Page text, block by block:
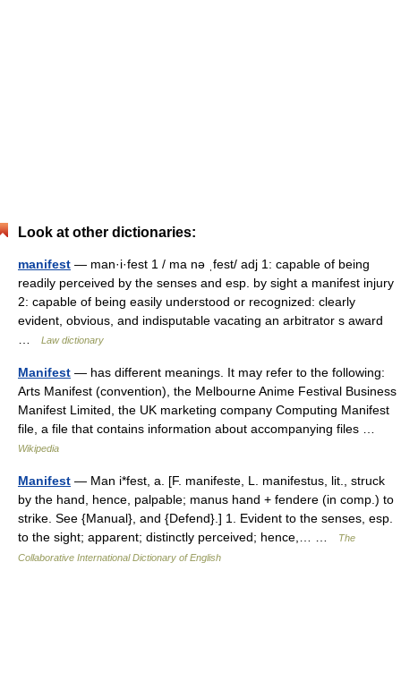
Look at other dictionaries:
manifest — man·i·fest 1 / ma nə ˌfest/ adj 1: capable of being
readily perceived by the senses and esp. by sight a manifest injury
2: capable of being easily understood or recognized: clearly
evident, obvious, and indisputable vacating an arbitrator s award
…
Law dictionary
Manifest — has different meanings. It may refer to the following:
Arts Manifest (convention), the Melbourne Anime Festival Business
Manifest Limited, the UK marketing company Computing Manifest
file, a file that contains information about accompanying files …
Wikipedia
Manifest — Man i*fest, a. [F. manifeste, L. manifestus, lit., struck
by the hand, hence, palpable; manus hand + fendere (in comp.) to
strike. See {Manual}, and {Defend}.] 1. Evident to the senses, esp.
to the sight; apparent; distinctly perceived; hence,… …
The
Collaborative International Dictionary of English